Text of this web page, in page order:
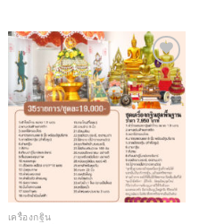
Add to
Wishlist
เครื่องกฐิน